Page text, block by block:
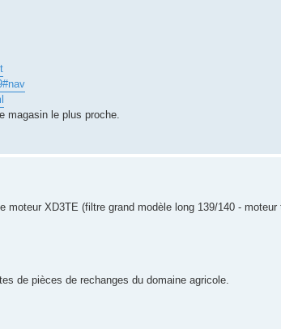
magasin le plus proche.
moteur XD3TE (filtre grand modèle long 139/140 - moteur
de pièces de rechanges du domaine agricole.